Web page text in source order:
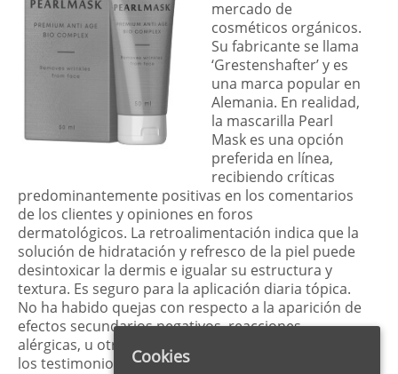
mercado de
cosméticos orgánicos.
Su fabricante se llama
‘Grestenshafter’ y es
una marca popular en
Alemania. En realidad,
la mascarilla Pearl
Mask es una opción
preferida en línea,
recibiendo críticas
predominantemente positivas en los comentarios
de los clientes y opiniones en foros
dermatológicos. La retroalimentación indica que la
solución de hidratación y refresco de la piel puede
desintoxicar la dermis e igualar su estructura y
textura. Es seguro para la aplicación diaria tópica.
No ha habido quejas con respecto a la aparición de
efectos secundarios negativos, reacciones
alérgicas, u otros tipos de contraindicaciones en
los testimonios.
Cookies